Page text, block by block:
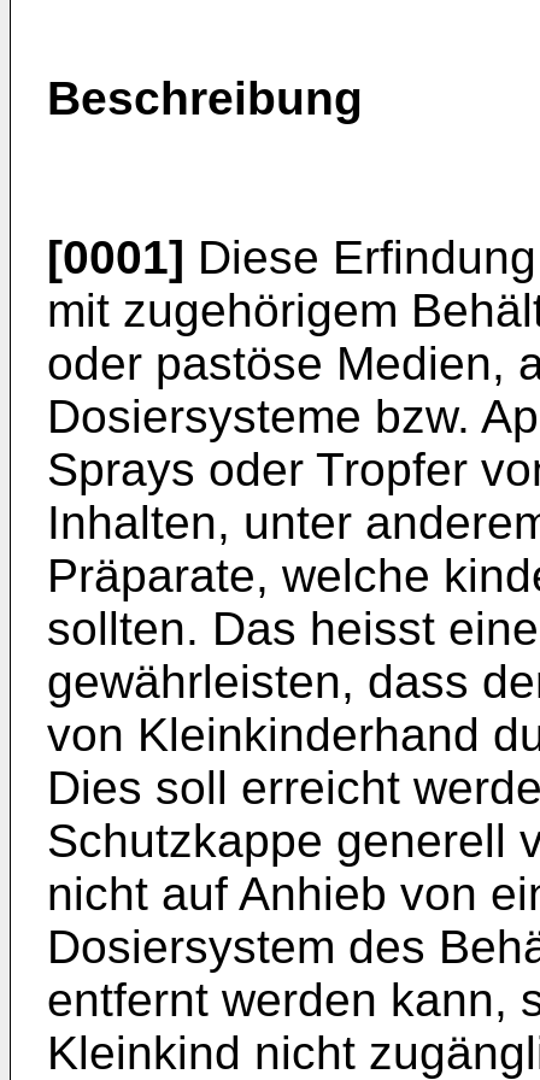
Beschreibung
[0001] Diese
mit zugehörigem
oder pastöse Medien,
Dosiersysteme bzw.
Sprays oder Tropfer
Inhalten, unter
Präparate, welche
sollten. Das heisst
gewährleisten, dass
von Kleinkinderhand
Dies soll erreicht
Schutzkappe generell
nicht auf Anhieb von
Dosiersystem des
entfernt werden kann,
Kleinkind nicht